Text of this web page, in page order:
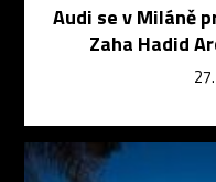
Audi se v Miláně
Zaha Hadid